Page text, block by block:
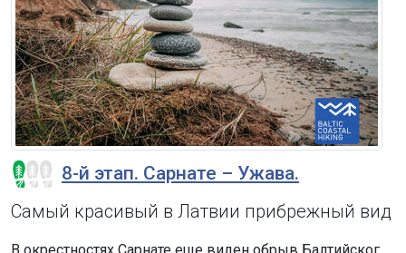
8-й этап. Сарнате – Ужава.
Самый красивый в Латвии прибрежный вид